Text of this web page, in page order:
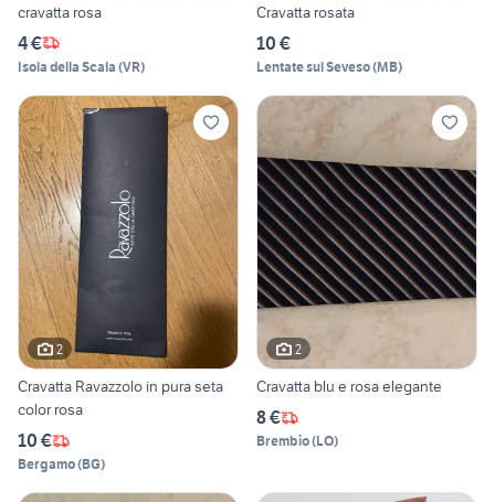
cravatta rosa
4 €
Isola della Scala (VR)
Cravatta rosata
10 €
Lentate sul Seveso(MB)
2
Cravatta Ravazzolo in pura seta
color rosa
10 €
Bergamo(BG)
2
Cravatta blu e rosa elegante
8 €
Brembio(LO)